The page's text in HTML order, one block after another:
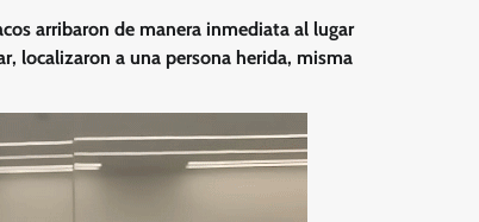
arribaron de manera inmediata al lugar
localizaron a una persona herida, misma